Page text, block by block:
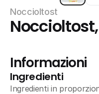
Noccioltost
Informazioni
Ingredienti
Ingredienti in